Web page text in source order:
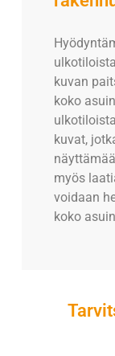
kuvan
koko
kuvat,
myös
voidaan
koko